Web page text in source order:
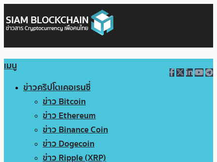
เมนู
ข่าวคริปโตเคอเรนซี่
ข่าว Bitcoin
ข่าว Ethereum
ข่าว Binance Coin
ข่าว Dogecoin
ข่าว Ripple (XRP)